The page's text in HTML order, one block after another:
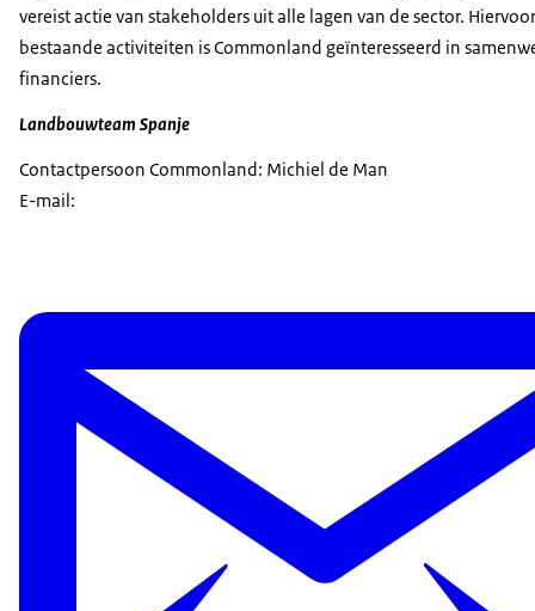
vereist actie van stakeholders uit alle lagen van de sector.
bestaande activiteiten is Commonland geïnteresseerd in
financiers.
Landbouwteam Spanje
Contactpersoon Commonland: Michiel de Man
E-mail: